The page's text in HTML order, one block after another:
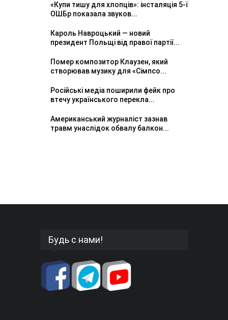
«Купи тишу для хлопців»: інсталяція 5-ї
ОШБр показала звуков...
Кароль Навроцький — новий
президент Польщі від правої партії...
Помер композитор Клаузен, який
створював музику для «Сімпсо...
Російські медіа поширили фейк про
втечу українського перекла...
Американський журналіст зазнав
травм унаслідок обвалу балкон...
Будь с нами!